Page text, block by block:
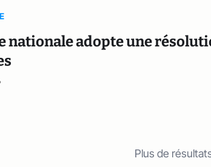
nationale adopte une
Plus de